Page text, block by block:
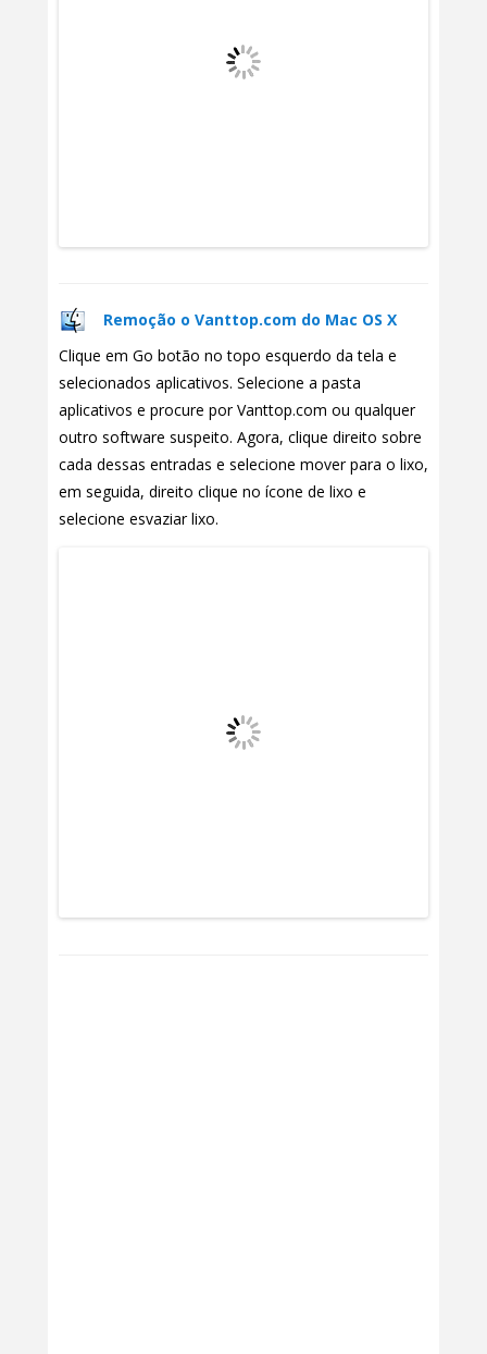
Remoção o Vanttop.com do Mac OS X
Clique em Go botão no topo esquerdo da tela e
selecionados aplicativos. Selecione a pasta
aplicativos e procure por Vanttop.com ou qualquer
outro software suspeito. Agora, clique direito sobre
cada dessas entradas e selecione mover para o lixo,
em seguida, direito clique no ícone de lixo e
selecione esvaziar lixo.